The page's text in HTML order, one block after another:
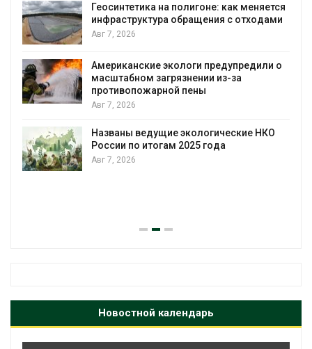
Авг 7, 2026
Минприроды потребовало ускорить
уборку контейнерных площадок
Авг 7, 2026
Панамский канал вновь ограничивает
воды
Авг 6, 2026
Новостной календарь